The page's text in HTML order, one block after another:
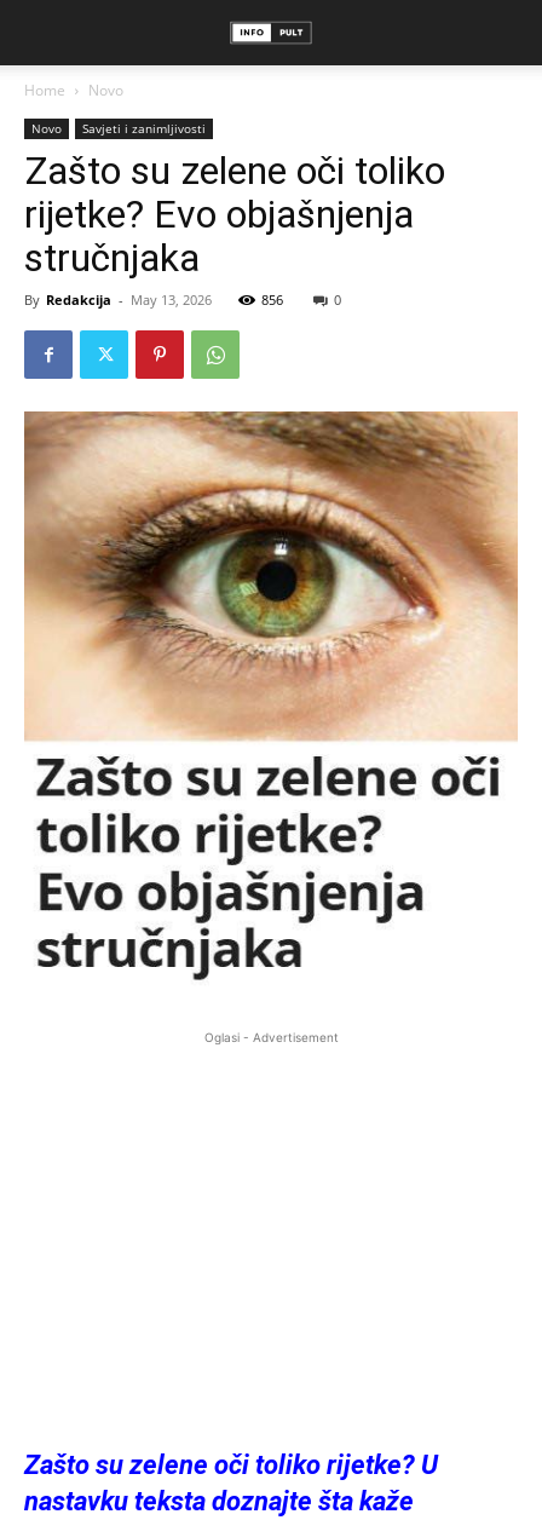
Home Novo
Novo Savjeti i zanimljivosti
Zašto su zelene oči toliko
rijetke? Evo objašnjenja
stručnjaka
By Redakcija - May 13, 2026 856 0
Oglasi - Advertisement
Zašto su zelene oči toliko rijetke? U
nastavku teksta doznajte šta kaže